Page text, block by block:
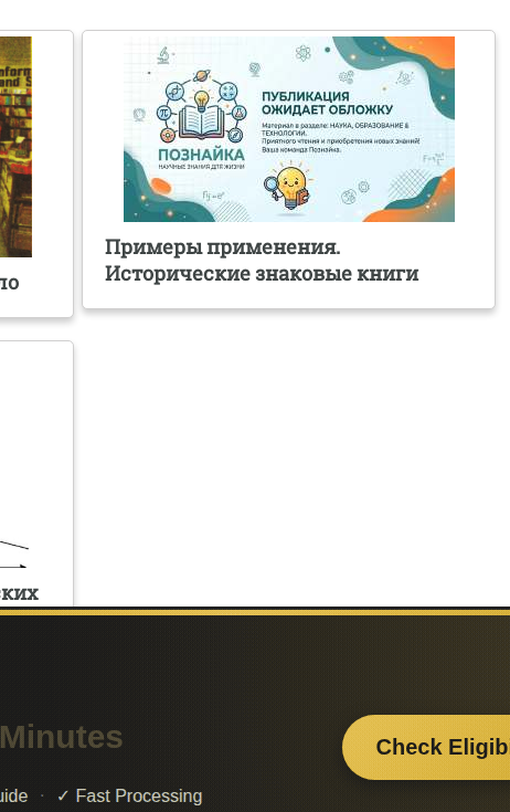
Примеры применения.
Исторические знаковые книги
нужную
Поделитесь с друзьями:
Считаете данную информацию полезной, добавьте
сайт познайка в закладки и расскажите о нем
друзьям в соц. сетях.